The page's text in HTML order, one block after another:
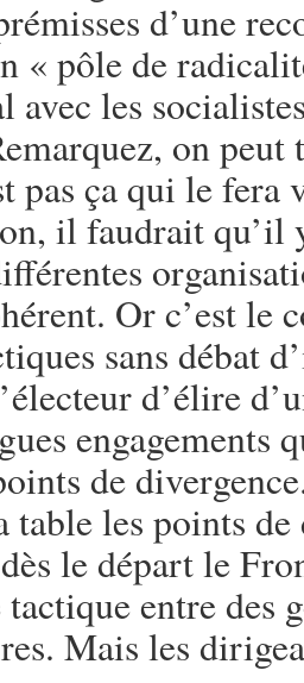
d’une
« pôle de
avec les
on
pas ça qui le
il faudrait qu’il
Or c’est le
sans débat
d’élire
engagements
de
table les points
le départ le
entre des
Mais les